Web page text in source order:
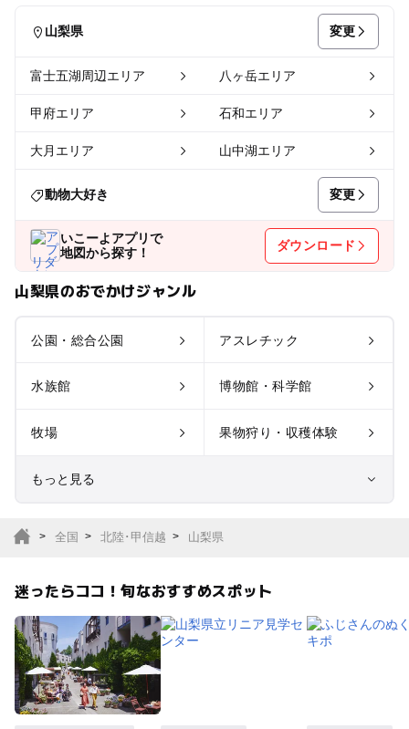
山梨県 変更
富士五湖周辺エリア 八ヶ岳エリア
甲府エリア 石和エリア
大月エリア 山中湖エリア
動物大好き 変更
いこーよアプリで
地図から探す！
ダウンロード
山梨県のおでかけジャンル
公園・総合公園 アスレチック
水族館 博物館・科学館
牧場 果物狩り・収穫体験
もっと見る
サファリパーク
植物園・フラワーパー
ク
キャンプ場
全国 北陸･甲信越 山梨県
迷ったらココ！旬なおすすめスポット